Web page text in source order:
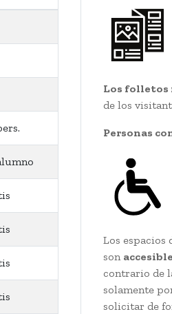
Los folletos
de los
Personas
Los espacios
son
contrario de
solamente
solicitar de